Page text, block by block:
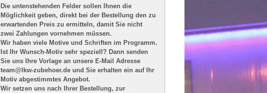
Die untenstehenden Felder sollen Ihnen die
Möglichkeit geben, direkt bei der Bestellung den zu
erwartenden Preis zu ermitteln, damit Sie nicht
zwei Zahlungen vornehmen müssen.
Wir haben viele Motive und Schriften im Programm.
Ist Ihr Wunsch-Motiv sehr speziell? Dann senden
Sie uns Ihre Vorlage an unsere E-Mail Adresse
team@lkw-zubehoer.de und Sie erhalten ein auf Ihr
Motiv abgestimmtes Angebot.
Wir setzen uns nach Ihrer Bestellung, zur